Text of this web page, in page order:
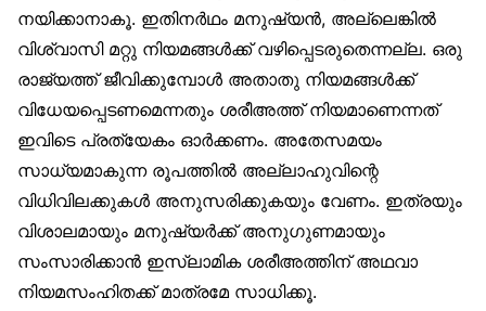
നയിക്കാനാകൂ. ഇതിനർഥം മനുഷ്യൻ, അല്ലെങ്കിൽ
വിശ്വാസി മറ്റു നിയമങ്ങൾക്ക് വഴിപ്പെടരുതെന്നല്ല. ഒരു
രാജ്യത്ത് ജീവിക്കുമ്പോൾ അതാതു നിയമങ്ങൾക്ക്
വിധേയപ്പെടണമെന്നതും ശരീഅത്ത് നിയമാണെന്നത്
ഇവിടെ പ്രത്യേകം ഓർക്കണം. അതേസമയം
സാധ്യമാകുന്ന രൂപത്തിൽ അല്ലാഹുവിന്റെ
വിധിവിലക്കുകൾ അനുസരിക്കുകയും വേണം. ഇത്രയും
വിശാലമായും മനുഷ്യർക്ക് അനുഗുണമായും
സംസാരിക്കാൻ ഇസ്‌ലാമിക ശരീഅത്തിന് അഥവാ
നിയമസംഹിതക്ക് മാത്രമേ സാധിക്കൂ.